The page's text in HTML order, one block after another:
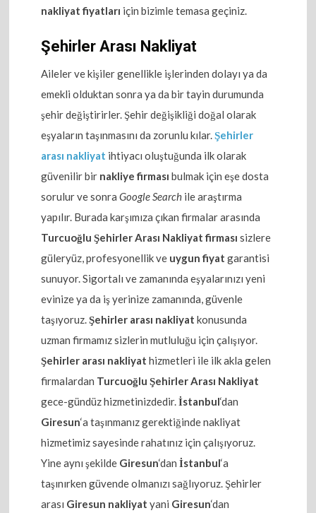
nakliyat fiyatları için bizimle temasa geçiniz.
Şehirler Arası Nakliyat
Aileler ve kişiler genellikle işlerinden dolayı ya da
emekli olduktan sonra ya da bir tayin durumunda
şehir değiştirirler. Şehir değişikliği doğal olarak
eşyaların taşınmasını da zorunlu kılar.Şehirler
arası nakliyat ihtiyacı oluştuğunda ilk olarak
güvenilir bir nakliye firması bulmak için eşe dosta
sorulur ve sonraGoogle Search ile araştırma
yapılır. Burada karşımıza çıkan firmalar arasında
Turcuoğlu Şehirler Arası Nakliyat firması sizlere
güleryüz, profesyonellik ve uygun fiyat garantisi
sunuyor. Sigortalı ve zamanında eşyalarınızı yeni
evinize ya da iş yerinize zamanında, güvenle
taşıyoruz.Şehirler arası nakliyat konusunda
uzman firmamız sizlerin mutluluğu için çalışıyor.
Şehirler arası nakliyat hizmetleri ile ilk akla gelen
firmalardan Turcuoğlu Şehirler Arası Nakliyat
gece-gündüz hizmetinizdedir.İstanbul‘dan
Giresun‘a taşınmanız gerektiğinde nakliyat
hizmetimiz sayesinde rahatınız için çalışıyoruz.
Yine aynı şekilde Giresun‘danİstanbul‘a
taşınırken güvende olmanızı sağlıyoruz. Şehirler
arası Giresun nakliyat yani Giresun‘dan